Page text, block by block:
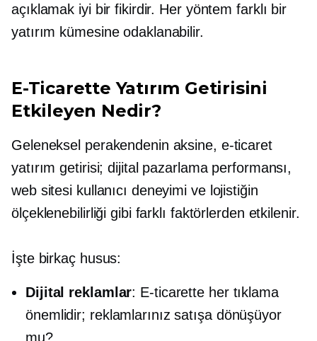
açıklamak iyi bir fikirdir. Her yöntem farklı bir
yatırım kümesine odaklanabilir.
E-Ticarette Yatırım Getirisini
Etkileyen Nedir?
Geleneksel perakendenin aksine, e-ticaret
yatırım getirisi; dijital pazarlama performansı,
web sitesi kullanıcı deneyimi ve lojistiğin
ölçeklenebilirliği gibi farklı faktörlerden etkilenir.
İşte birkaç husus:
Dijital reklamlar: E-ticarette her tıklama
önemlidir; reklamlarınız satışa dönüşüyor
mu?